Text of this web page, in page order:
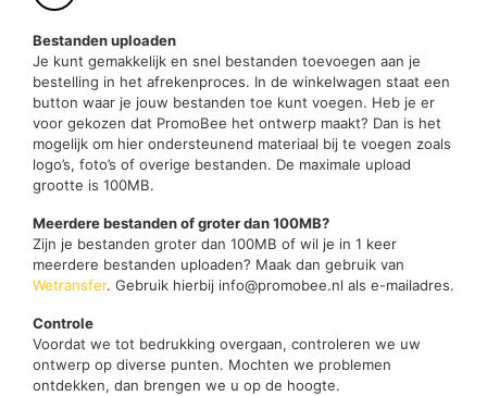
Bestanden uploaden
Je kunt gemakkelijk en snel bestanden toevoegen aan je
bestelling in het afrekenproces. In de winkelwagen staat een
button waar je jouw bestanden toe kunt voegen. Heb je er
voor gekozen dat PromoBee het ontwerp maakt? Dan is het
mogelijk om hier ondersteunend materiaal bij te voegen zoals
logo’s, foto’s of overige bestanden. De maximale upload
grootte is 100MB.
Meerdere bestanden of groter dan 100MB?
Zijn je bestanden groter dan 100MB of wil je in 1 keer
meerdere bestanden uploaden? Maak dan gebruik van
Wetransfer. Gebruik hierbij info@promobee.nl als e-mailadres.
Controle
Voordat we tot bedrukking overgaan, controleren we uw
ontwerp op diverse punten. Mochten we problemen
ontdekken, dan brengen we u op de hoogte.